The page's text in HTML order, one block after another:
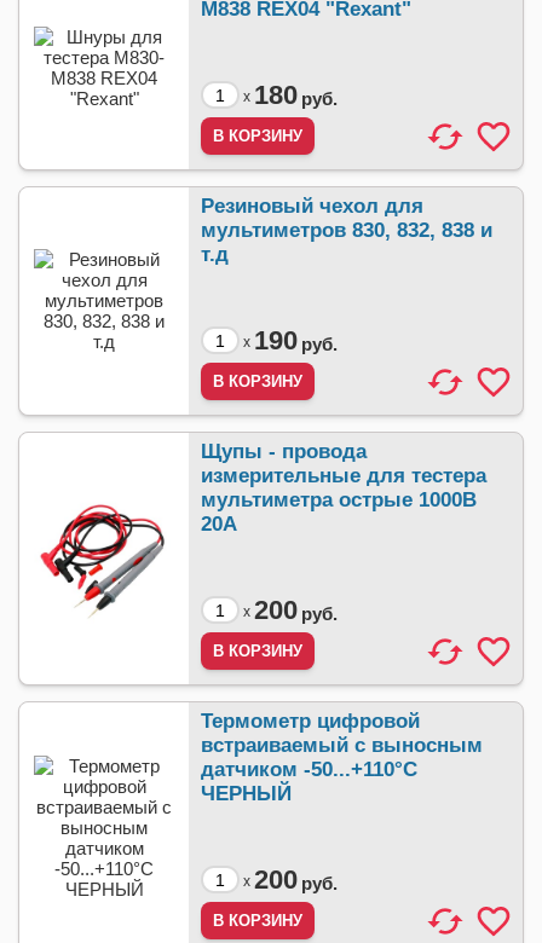
M838 REX04 "Rexant"
x 180 руб.
Резиновый чехол для
мультиметров 830, 832, 838 и
т.д
x 190 руб.
Щупы - провода
измерительные для тестера
мультиметра острые 1000В
20А
x 200 руб.
Термометр цифровой
встраиваемый с выносным
датчиком -50...+110°С
ЧЕРНЫЙ
x 200 руб.